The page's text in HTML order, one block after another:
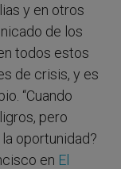
y en otros
de los
todos estos
de crisis, y es
“Cuando
pero
oportunidad?
en El